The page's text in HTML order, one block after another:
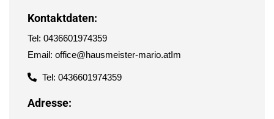
Kontaktdaten:
Tel: 0436601974359
Email: office@hausmeister-mario.atIm
Tel: 0436601974359
Adresse: